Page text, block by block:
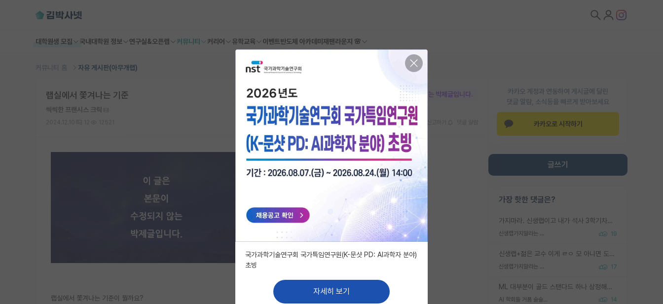
대학원생 모집 국내대학원 정보 연구실&오픈랩 커뮤니티 커리어 유학교육 이벤트반도체 아카데미 재팬라운지 🌸
커뮤니티 홈 자유 게시판(아무개랩)
카카오 계정과 연동하여 게시글에 달린
댓글 알람, 소식등을 빠르게 받아보세요
카카오로 시작하기
글쓰기
가장 핫한 댓글은?
가지마라. 신생랩이고 내가 석사 3학기차인데 최고참인데 나도 아무것도 모르는데 교수가 후배들 왜 논문 교육 안시키냐. 논문 왜 안 써오냐 닦달한다
신생랩가지말라는 이유가 있었구나 19
신생랩+젊은 교수 이게 ㄹㅇ 모 아니면 도인듯.
신생랩가지말라는 이유가 있었구나 17
ML 대부분이 골드 스탠다드 하나 상정해놓고 (벤치마크 데이터셋이 여러 개면 여러 개 상정) 그거 얼마나 잘 맞추나 싸움임 가끔 번뜩이는 설계 철학을 보여주는 논문들도 있지만 대부분 그거 성적 얼마나 더 올리느라에 혈안이 되어 있는 측면이 잇음
AI 학회들 거품 슬슬 지적이 나오네요 14
본문이 수정되지 않는 박제글입니다.
랩실에서 쫓겨나는 기준
씩씩한 프랜시스 크릭
스크랩
랩실에서 쫓겨나는 기준이 뭘까요?
국가과학기술연구회 국가특임연구원(K-문샷 PD: AI과학자 분야)
초빙
자세히 보기